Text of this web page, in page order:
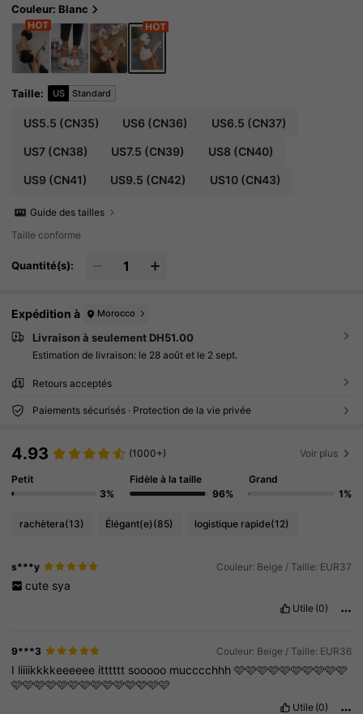
uets, les fêtes
Couleur: Blanc
Taille: US Standard
US5.5 (CN35) US6 (CN36) US6.5 (CN37)
US7(CN38) US7.5 (CN39) US8 (CN40)
US9(CN41) US9.5 (CN42) US10(CN43)
Guide des tailles
Taille conforme
Quantité(s):
Expédition à Morocco
Livraison à seulement DH51.00
Estimation de livraison: le 28 août et le 2 sept.
Retours acceptés
Paiements sécurisés · Protection de la vie privée
4.93 (1000+) Voir plus
Petit
3%
Fidèle à la taille
96%
Grand
1%
rachètera(13) Élégant(e)(85) logistique rapide(12)
s***y Couleur: Beige / Taille: EUR37
cute sya
Utile (0)
9***3 Couleur: Beige / Taille: EUR36
I liiiikkkkeeeeee itttttt sooooo mucccchhh🩷🩷🩷🩷🩷🩷🩷🩷🩷🩷
🩷🩷🩷🩷🩷🩷🩷🩷🩷🩷🩷🩷🩷🩷
Utile (0)